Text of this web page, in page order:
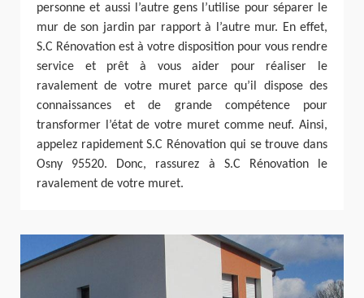
personne et aussi l’autre gens l’utilise pour séparer le
mur de son jardin par rapport à l’autre mur. En effet,
S.C Rénovation est à votre disposition pour vous rendre
service et prêt à vous aider pour réaliser le
ravalement de votre muret parce qu’il dispose des
connaissances et de grande compétence pour
transformer l’état de votre muret comme neuf. Ainsi,
appelez rapidement S.C Rénovation qui se trouve dans
Osny 95520. Donc, rassurez à S.C Rénovation le
ravalement de votre muret.